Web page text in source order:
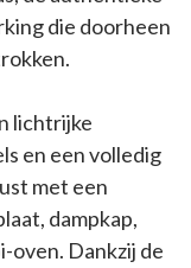
die doorheen
lichtrijke
en een volledig
met een
dampkap,
oven. Dankzij de